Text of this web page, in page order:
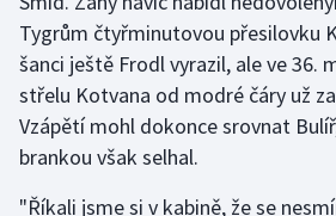
Tygrům čtyřminutovou přesilovku
šanci ještě Frodl vyrazil, ale ve 36.
střelu Kotvana od modré čáry už
Vzápětí mohl dokonce srovnat
brankou však selhal.
"Říkali jsme si v kabině, že se